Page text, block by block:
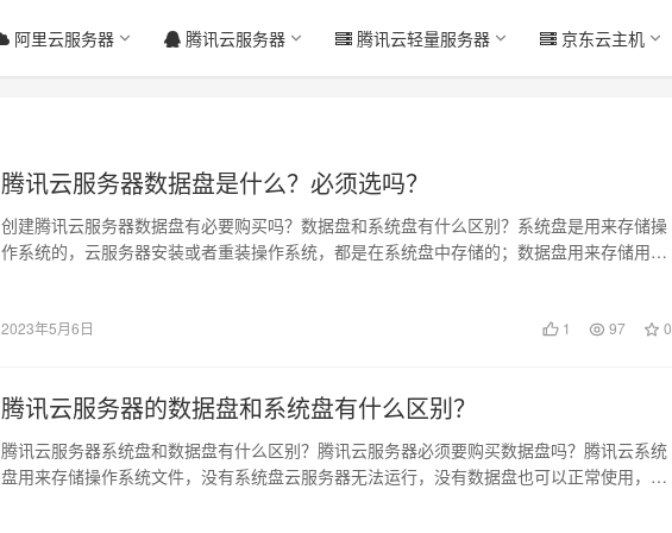
阿里云服务器 腾讯云服务器 腾讯云轻量服务器 京东云主机
腾讯云服务器数据盘是什么？必须选吗？
创建腾讯云服务器数据盘有必要购买吗？数据盘和系统盘有什么区别？系统盘是用来存储操
作系统的，云服务器安装或者重装操作系统，都是在系统盘中存储的；数据盘用来存储用户
2023年5月6日 1 97 0
腾讯云服务器的数据盘和系统盘有什么区别？
腾讯云服务器系统盘和数据盘有什么区别？腾讯云服务器必须要购买数据盘吗？腾讯云系统
盘用来存储操作系统文件，没有系统盘云服务器无法运行，没有数据盘也可以正常使用，数